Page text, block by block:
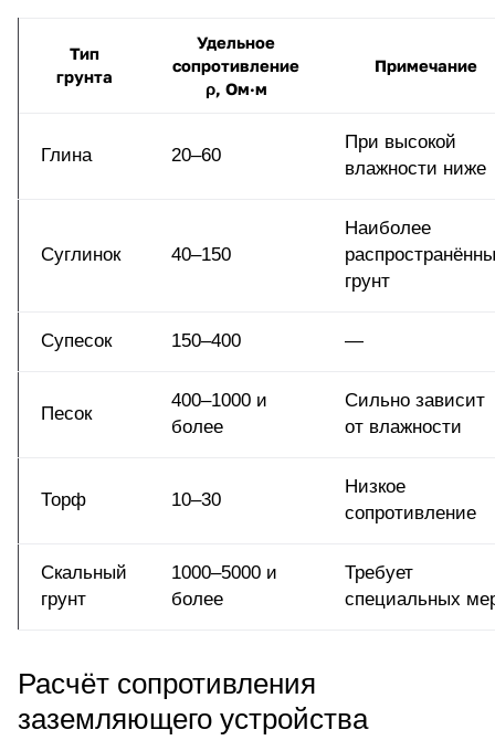
Тип
грунта
Удельное
сопротивление
ρ, Ом·м
Примечание
Глина 20–60
При высокой
влажности ниже
Суглинок 40–150
Наиболее
грунт
Супесок 150–400 —
Песок
400–1000 и
более
Сильно зависит
от влажности
Торф 10–30
Низкое
сопротивление
Скальный
грунт
1000–5000 и
более
Требует
специальных
Расчёт сопротивления
заземляющего устройства